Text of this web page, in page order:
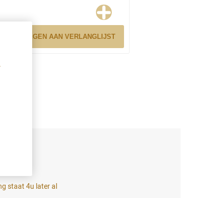
TOEVOEGEN AAN VERLANGLIJST
staat 4u later al